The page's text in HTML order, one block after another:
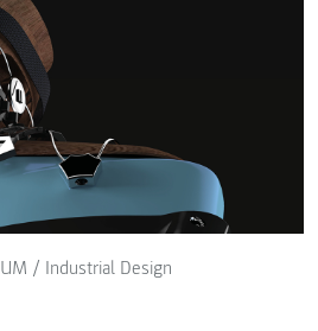
/ Industrial Design